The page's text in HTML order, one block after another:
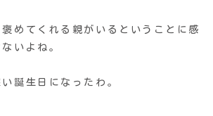
めてくれる親がいるということに感
いよね。
誕生日になったわ。